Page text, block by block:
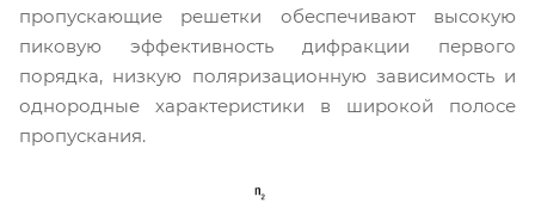
пропускающие решетки обеспечивают высокую
пиковую эффективность дифракции первого
порядка, низкую поляризационную зависимость и
однородные характеристики в широкой полосе
пропускания.